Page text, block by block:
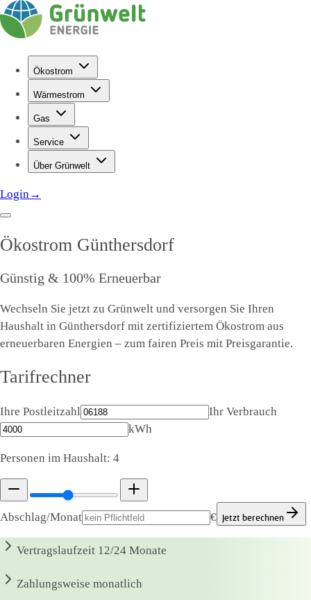
Ökostrom
Wärmestrom
Gas
Service
Über Grünwelt
Login→
Ökostrom Günthersdorf
Günstig & 100% Erneuerbar
Wechseln Sie jetzt zu Grünwelt und versorgen Sie Ihren
Haushalt in Günthersdorf mit zertifiziertem Ökostrom aus
erneuerbaren Energien – zum fairen Preis mit Preisgarantie.
Tarifrechner
Ihre Postleitzahl
Ihr Verbrauch
kWh
Personen im Haushalt: 4
Abschlag/Monat € Jetzt berechnen
Vertragslaufzeit 12/24 Monate
Zahlungsweise monatlich